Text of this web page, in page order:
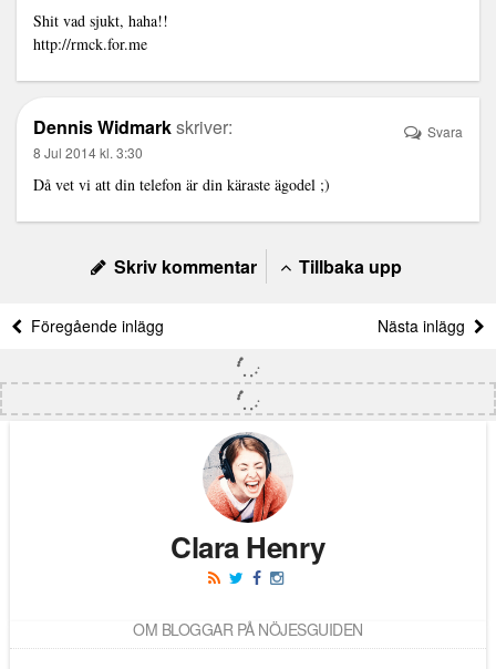
Shit vad sjukt, haha!!
http://rmck.for.me
Dennis Widmarkskriver:
8 Jul 2014 kl. 3:30
Då vet vi att din telefon är din käraste ägodel ;)
Svara
Skriv kommentar Tillbaka upp
Föregående inlägg Nästa inlägg
Clara Henry
OM BLOGGAR PÅ NÖJESGUIDEN